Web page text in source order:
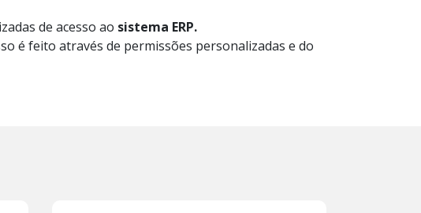
de acesso ao sistema ERP.
é feito através de permissões personalizadas e do